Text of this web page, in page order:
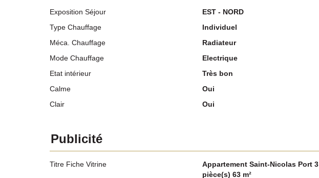
Exposition Séjour
EST - NORD
Type Chauffage
Individuel
Méca. Chauffage
Radiateur
Mode Chauffage
Electrique
Etat intérieur
Très bon
Calme
Oui
Clair
Oui
Publicité
Titre Fiche Vitrine
Appartement Saint-Nicolas Port 3
pièce(s) 63 m²